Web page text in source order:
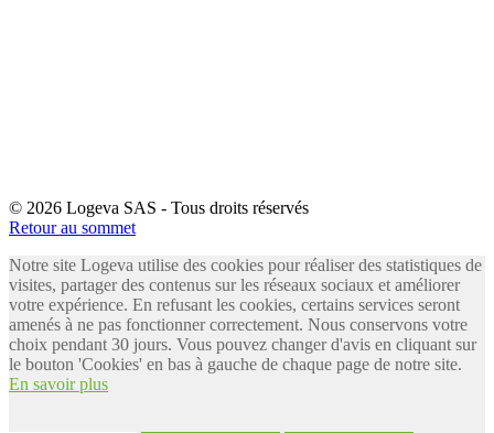
© 2026 Logeva SAS - Tous droits réservés
Retour au sommet
Notre site Logeva utilise des cookies pour réaliser des statistiques de
visites, partager des contenus sur les réseaux sociaux et améliorer
votre expérience. En refusant les cookies, certains services seront
amenés à ne pas fonctionner correctement. Nous conservons votre
choix pendant 30 jours. Vous pouvez changer d'avis en cliquant sur
le bouton 'Cookies' en bas à gauche de chaque page de notre site.
En savoir plus